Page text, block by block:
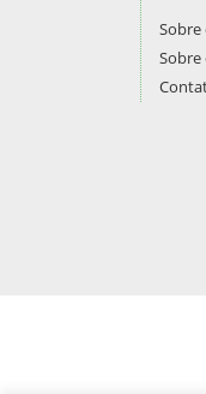
Sobre
Sobre